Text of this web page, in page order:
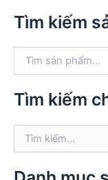
Tìm kiếm
k
:
Tìm kiếm
k